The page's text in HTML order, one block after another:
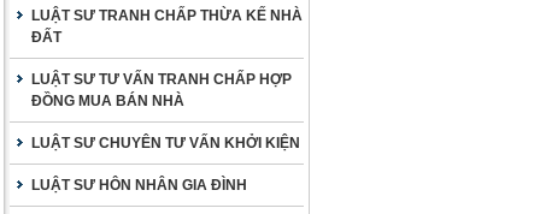
LUẬT SƯ TRANH CHẤP THỪA KẾ NHÀ
ĐẤT
LUẬT SƯ TƯ VẤN TRANH CHẤP HỢP
ĐỒNG MUA BÁN NHÀ
LUẬT SƯ CHUYÊN TƯ VẤN KHỞI KIỆN
LUẬT SƯ HÔN NHÂN GIA ĐÌNH